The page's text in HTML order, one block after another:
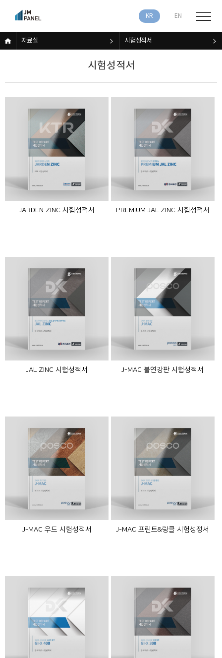
KR EN
자료실 시험성적서
시험성적서
JARDEN ZINC 시험성적서 PREMIUM JAL ZINC 시험성적서
JAL ZINC 시험성적서 J-MAC 불연강판 시험성적서
J-MAC 우드 시험성적서 J-MAC 프린트&링클 시험성정서